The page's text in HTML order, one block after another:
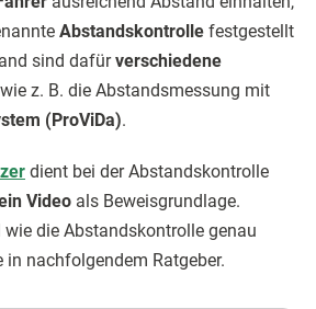
Abstandskontrolle festgestellt
sind dafürverschiedene
wie z. B. die Abstandsmessung mit
(ProViDa).
dient bei der Abstandskontrolle
Video als Beweisgrundlage.
die Abstandskontrolle genau
in nachfolgendem Ratgeber.